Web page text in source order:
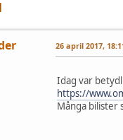
26 april 2017,
Idag var
https://
Många bilister